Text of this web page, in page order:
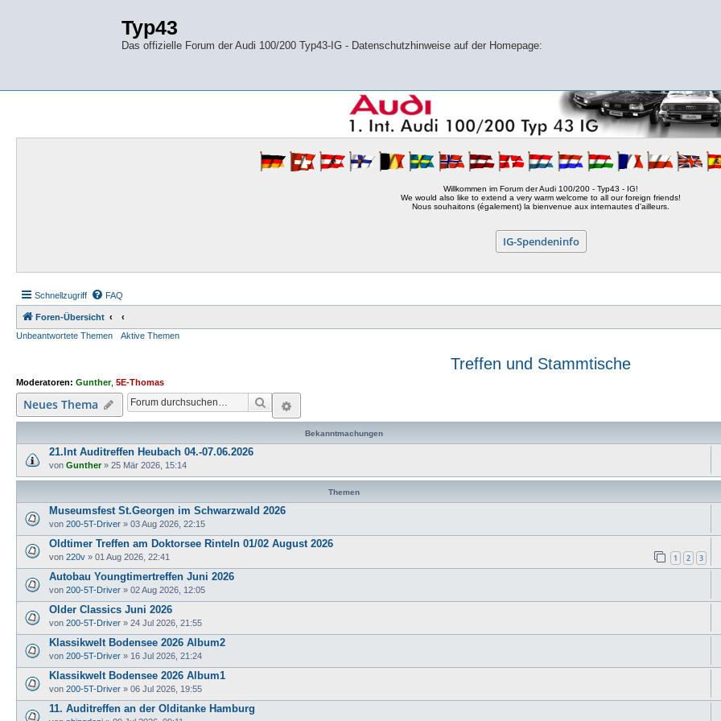
Typ43
Das offizielle Forum der Audi 100/200 Typ43-IG - Datenschutzhinweise auf der Homepage:
Willkommen im Forum der Audi 100/200 - Typ43 - IG!
We would also like to extend a very warm welcome to all our foreign friends!
Nous souhaitons (également) la bienvenue aux internautes d'ailleurs.
IG-Spendeninfo
Schnellzugriff FAQ
Foren-Übersicht
Unbeantwortete Themen
Aktive Themen
Treffen und Stammtische
Moderatoren: Gunther, 5E-Thomas
Neues Thema Suche
Bekanntmachungen
21.Int Auditreffen Heubach 04.-07.06.2026
von Gunther» 25 Mär 2026, 15:14
Themen
Museumsfest St.Georgen im Schwarzwald 2026
von 200-5T-Driver » 03 Aug 2026, 22:15
Oldtimer Treffen am Doktorsee Rinteln 01/02 August 2026
von 220v » 01 Aug 2026, 22:41 1 2 3
Autobau Youngtimertreffen Juni 2026
von 200-5T-Driver » 02 Aug 2026, 12:05
Older Classics Juni 2026
von 200-5T-Driver » 24 Jul 2026, 21:55
Klassikwelt Bodensee 2026 Album2
von 200-5T-Driver » 16 Jul 2026, 21:24
Klassikwelt Bodensee 2026 Album1
von 200-5T-Driver » 06 Jul 2026, 19:55
11. Auditreffen an der Olditanke Hamburg